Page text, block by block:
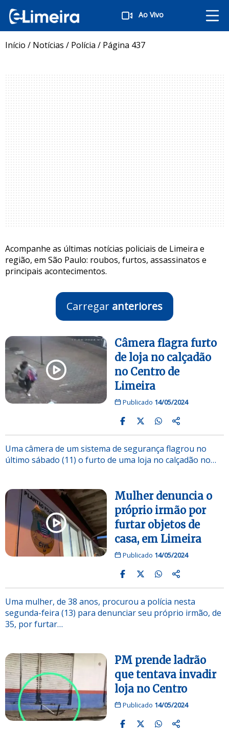
Ao Vivo
Início / Notícias / Polícia / Página 437
Acompanhe as últimas notícias policiais de Limeira e
região, em São Paulo: roubos, furtos, assassinatos e
principais acontecimentos.
Carregar anteriores
Câmera flagra furto
de loja no calçadão
no Centro de
Limeira
Publicado 14/05/2024
Uma câmera de um sistema de segurança flagrou no
último sábado (11) o furto de uma loja no calçadão no…
Mulher denuncia o
próprio irmão por
furtar objetos de
casa, em Limeira
Publicado 14/05/2024
Uma mulher, de 38 anos, procurou a polícia nesta
segunda-feira (13) para denunciar seu próprio irmão, de
35, por furtar…
PM prende ladrão
que tentava invadir
loja no Centro
Publicado 14/05/2024